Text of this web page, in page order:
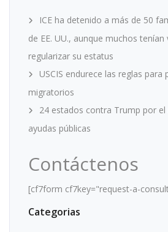
ICE ha detenido a más de 50
de EE. UU., aunque muchos tenían
regularizar su estatus
USCIS endurece las reglas para
migratorios
24 estados contra Trump por
ayudas públicas
Contáctenos
[cf7form cf7key="request-a-
Categorias